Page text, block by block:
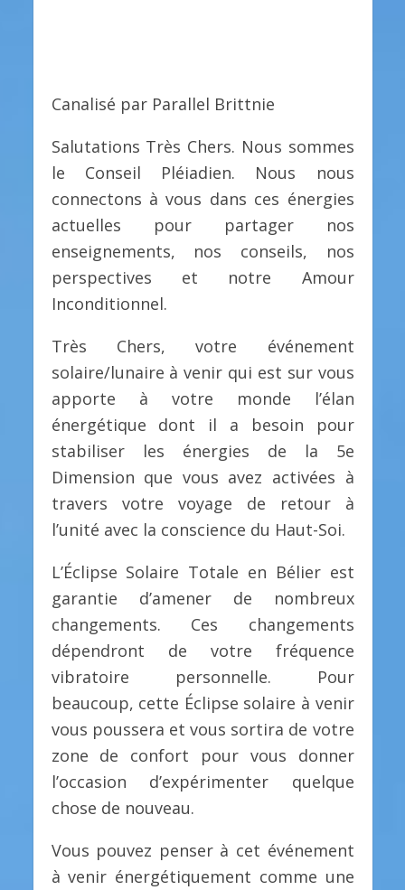
Canalisé par Parallel Brittnie
Salutations Très Chers. Nous sommes
le Conseil Pléiadien. Nous nous
connectons à vous dans ces énergies
actuelles pour partager nos
enseignements, nos conseils, nos
perspectives et notre Amour
Inconditionnel.
Très Chers, votre événement
solaire/lunaire à venir qui est sur vous
apporte à votre monde l’élan
énergétique dont il a besoin pour
stabiliser les énergies de la 5e
Dimension que vous avez activées à
travers votre voyage de retour à
l’unité avec la conscience du Haut-Soi.
L’Éclipse Solaire Totale en Bélier est
garantie d’amener de nombreux
changements. Ces changements
dépendront de votre fréquence
vibratoire personnelle. Pour
beaucoup, cette Éclipse solaire à venir
vous poussera et vous sortira de votre
zone de confort pour vous donner
l’occasion d’expérimenter quelque
chose de nouveau.
Vous pouvez penser à cet événement
à venir énergétiquement comme une